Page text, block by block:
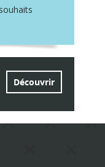
Découvrir